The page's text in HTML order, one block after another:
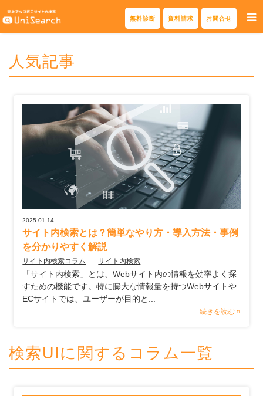
Skip
to
無料診断 資料請求 お問合せ
人気記事
2025.01.14
サイト内検索とは？簡単なやり方・導入方法・事例
を分かりやすく解説
サイト内検索コラム サイト内検索
「サイト内検索」とは、Webサイト内の情報を効率よく探
すための機能です。特に膨大な情報量を持つWebサイトや
ECサイトでは、ユーザーが目的と...
続きを読む »
検索UIに関するコラム一覧